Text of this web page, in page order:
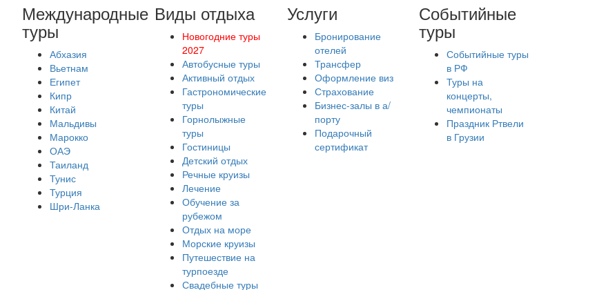
Международные
туры
Абхазия
Вьетнам
Египет
Кипр
Китай
Мальдивы
Марокко
ОАЭ
Таиланд
Тунис
Турция
Шри-Ланка
Виды отдыха
Новогодние туры
2027
Автобусные туры
Активный отдых
Гастрономические
туры
Горнолыжные
туры
Гостиницы
Детский отдых
Речные круизы
Лечение
Обучение за
рубежом
Отдых на море
Морские круизы
Путешествие на
турпоезде
Свадебные туры
Услуги
Бронирование
отелей
Трансфер
Оформление виз
Страхование
Бизнес-залы в а/
порту
Подарочный
сертификат
Событийные
туры
Событийные туры
в РФ
Туры на
концерты,
чемпионаты
Праздник Ртвели
в Грузии